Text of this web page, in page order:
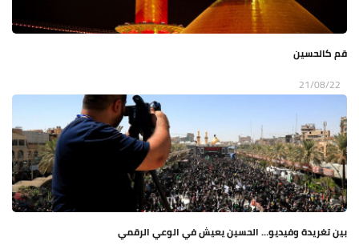
قم كالحسين
21/08/22
بين تغريدة وفيديو… الحسين يعيش في الوعي الرقمي